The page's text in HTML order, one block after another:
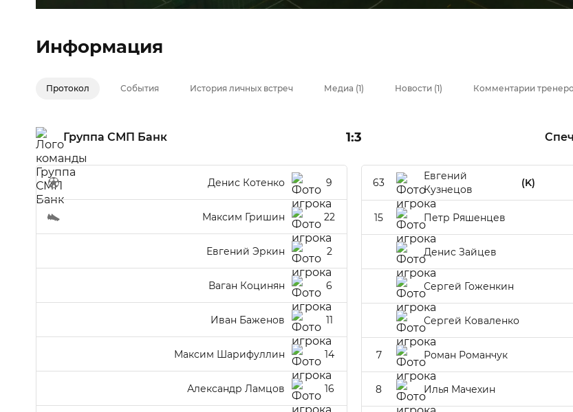
Информация
Протокол События История личных встреч Медиа (1) Новости (1) Комментарии
Группа СМП Банк 1:3
9
Денис Котенко
22
Максим Гришин
2
Евгений Эркин
6
Ваган Коцинян
11
Иван Баженов
14
Максим Шарифуллин
16
Александр Ламцов
63
Евгений
Кузнецов
(K)
15 Петр Ряшенцев
Денис Зайцев
Сергей Гоженкин
Сергей Коваленко
7 Роман Романчук
8 Илья Мачехин